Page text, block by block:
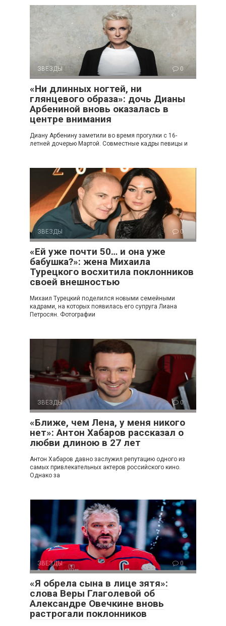
ЗВЕЗДЫ 0
«Ни длинных ногтей, ни
глянцевого образа»: дочь Дианы
Арбениной вновь оказалась в
центре внимания
Диану Арбенину заметили во время прогулки с 16-
летней дочерью Мартой. Совместные кадры певицы и
ЗВЕЗДЫ 0
«Ей уже почти 50… и она уже
бабушка?»: жена Михаила
Турецкого восхитила поклонников
своей внешностью
Михаил Турецкий поделился новыми семейными
кадрами, на которых появилась его супруга Лиана
Петросян. Фотографии
ЗВЕЗДЫ 0
«Ближе, чем Лена, у меня никого
нет»: Антон Хабаров рассказал о
любви длиною в 27 лет
Антон Хабаров давно заслужил репутацию одного из
самых привлекательных актеров российского кино.
Однако за
ЗВЕЗДЫ 0
«Я обрела сына в лице зятя»:
слова Веры Глаголевой об
Александре Овечкине вновь
растрогали поклонников